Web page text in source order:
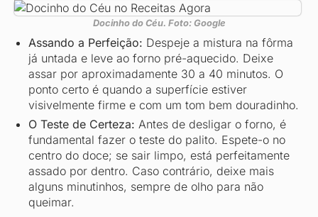
Docinho do Céu. Foto: Google
Assando a Perfeição: Despeje a mistura na fôrma
já untada e leve ao forno pré-aquecido. Deixe
assar por aproximadamente 30 a 40 minutos. O
ponto certo é quando a superfície estiver
visivelmente firme e com um tom bem douradinho.
O Teste de Certeza: Antes de desligar o forno, é
fundamental fazer o teste do palito. Espete-o no
centro do doce; se sair limpo, está perfeitamente
assado por dentro. Caso contrário, deixe mais
alguns minutinhos, sempre de olho para não
queimar.